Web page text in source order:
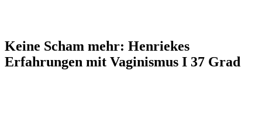
Keine Scham mehr: Henriekes
Erfahrungen mit Vaginismus I 37 Grad